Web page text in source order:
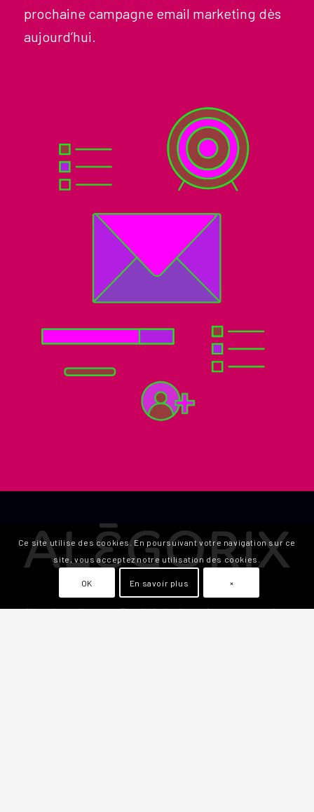
prochaine campagne email marketing dès
aujourd’hui.
Alégorix est l’agence Email Marketing qui accompagne les
Ce site utilise des cookies. En poursuivant votre navigation sur ce
site, vous acceptez notre utilisation des cookies.
OK En savoir plus ×